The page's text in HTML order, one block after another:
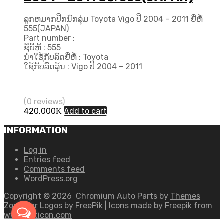
ລູກຫມາກປີກນົກລຸ່ມ Toyota Vigo ປີ 2004 – 2011 ຍີ່ຫໍ້
555(JAPAN)
Part number :
ຊື່ຍີ່ຫໍ້ : 555
ນຳໃຊ້ກັບລົດຍີ່ຫໍ້ : Toyota
ໃຊ້ກັບລົດລຸ້ນ : Vigo ປີ 2004 – 2011
(0 reviews)
420,000₭ Add to cart
INFORMATION
Log in
Entries feed
Comments feed
WordPress.org
Copyright © 2026 Chromium Auto Parts by Themes
ZoneCar Logos by FreePik | Icons made by Freepik from
www.flaticon.com